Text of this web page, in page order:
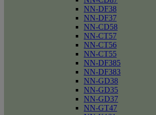
NN-DF38
NN-DF37
NN-CD58
NN-CT57
NN-CT56
NN-CT55
NN-DF385
NN-DF383
NN-GD38
NN-GD35
NN-GD37
NN-GT47